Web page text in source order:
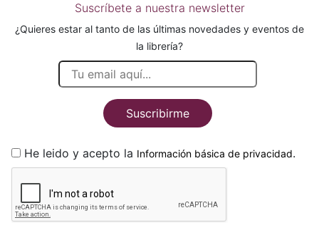
Suscríbete a nuestra newsletter
¿Quieres estar al tanto de las últimas novedades y eventos de
la librería?
Suscribirme
He leido y acepto la Información básica de privacidad.